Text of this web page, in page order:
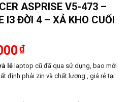
ASPRISE V5-473 –
I3 ĐỜI 4 – XẢ KHO CUỐI
₫Giá
tại
là:
lẻ laptop cũ đã qua sử dụng, bao mới
định phải zin và chất lượng , giá rẻ tại